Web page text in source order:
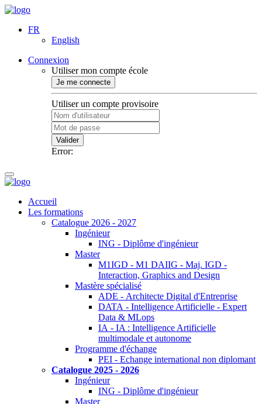
FR
English
Connexion
Utiliser mon compte école
Je me connecte
Utiliser un compte provisoire
Valider
Error:
Accueil
Les formations
Catalogue 2026 - 2027
Ingénieur
ING - Diplôme d'ingénieur
Master
M1IGD - M1 DAIIG - Maj. IGD -
Interaction, Graphics and Design
Mastère spécialisé
ADE - Architecte Digital d'Entreprise
DATA - Intelligence Artificielle - Expert
Data & MLops
IA - IA : Intelligence Artificielle
multimodale et autonome
Programme d'échange
PEI - Echange international non diplomant
Catalogue 2025 - 2026
Ingénieur
ING - Diplôme d'ingénieur
Master